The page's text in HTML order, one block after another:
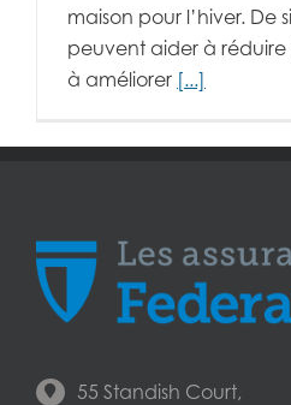
maison pour l’hiver. De
peuvent aider à réduire
à améliorer [...]
55 Standish Court,